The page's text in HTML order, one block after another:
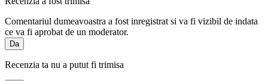
Comentariul dumeavoastra a fost inregistrat si va fi vizibil de indata
ce va fi aprobat de un moderator.
Da
Recenzia ta nu a putut fi trimisa